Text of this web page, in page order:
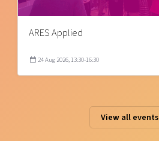
ARES Applied
24 Aug 2026, 13:30-16:30
View all events